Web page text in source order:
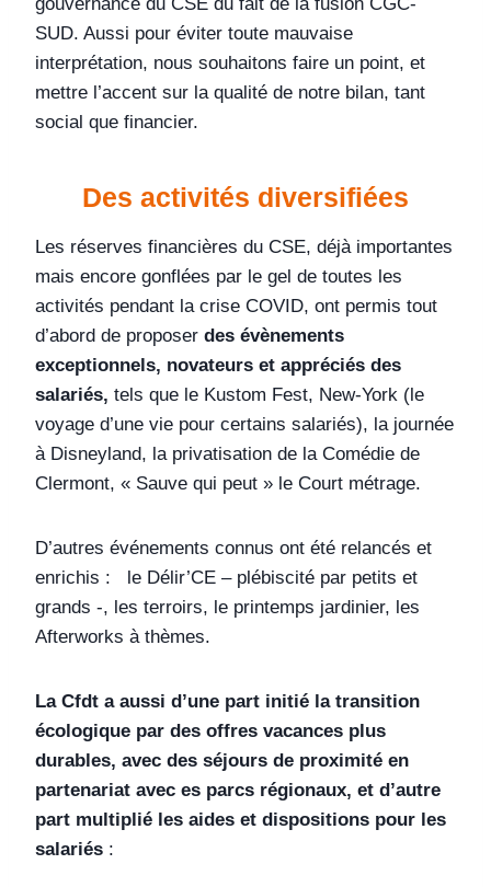
SUD. Aussi pour éviter toute mauvaise
interprétation, nous souhaitons faire un point, et
mettre l’accent sur la qualité de notre bilan, tant
social que financier.
Des activités diversifiées
Les réserves financières du CSE, déjà importantes
mais encore gonflées par le gel de toutes les
activités pendant la crise COVID, ont permis tout
d’abord de proposer des évènements
exceptionnels, novateurs et appréciés des
salariés, tels que le Kustom Fest, New-York (le
voyage d’une vie pour certains salariés), la journée
à Disneyland, la privatisation de la Comédie de
Clermont, « Sauve qui peut » le Court métrage.
D’autres événements connus ont été relancés et
enrichis : le Délir’CE – plébiscité par petits et
grands -, les terroirs, le printemps jardinier, les
Afterworks à thèmes.
La Cfdt a aussi d’une part initié la transition
écologique par des offres vacances plus
durables, avec des séjours de proximité en
partenariat avec es parcs régionaux, et d’autre
part multiplié les aides et dispositions pour les
salariés :